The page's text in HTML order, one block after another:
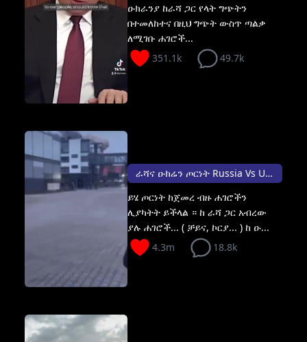
ዑክራንያ ከራሻ ጋር የላት ግጭትን
በተመለከተና በዚህ ግጭት ውስጥ ጣልቃ
ለሚገቡ ሐገሮች...
351.1k
49.7k
ራሻና ዑክሬን ጦርነት Russia Vs Ukrainia
ይሄ ጦርነት ከጀመረ ብዙ ሐገሮችን
ሊያካትት ይችላል ። ከ ራሻ ጋር አብረው
ያሉ ሐገሮች... ( ቻይና, ኮርያ... ) ከ ዑ...
4.3m
18.8k